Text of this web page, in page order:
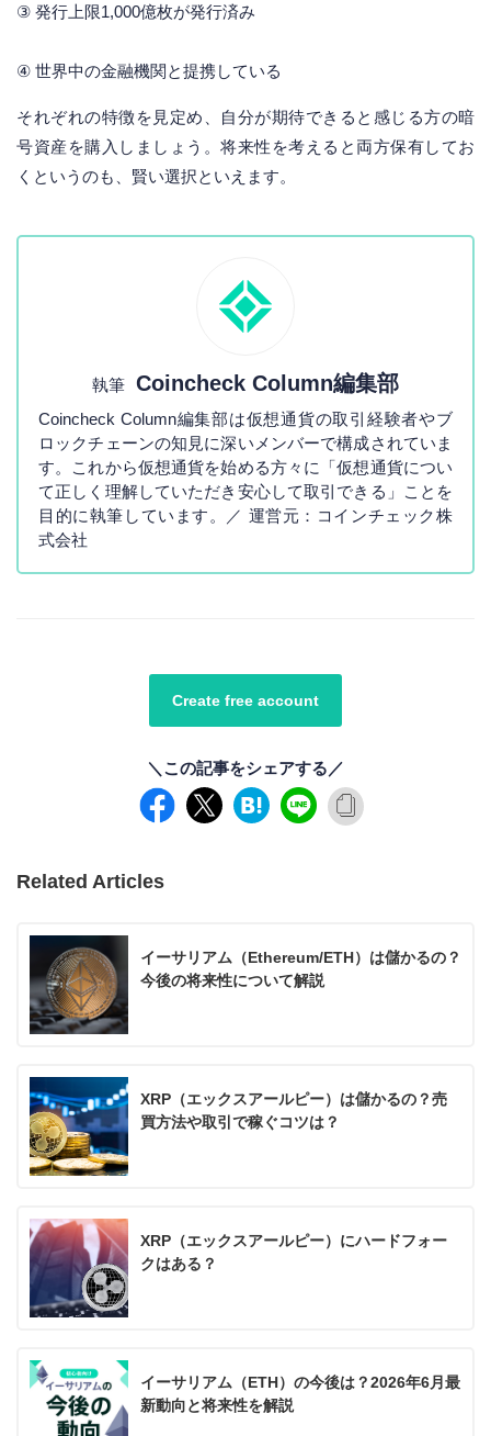
③ 発行上限1,000億枚が発行済み
④ 世界中の金融機関と提携している
それぞれの特徴を見定め、自分が期待できると感じる方の暗
号資産を購入しましょう。将来性を考えると両方保有してお
くというのも、賢い選択といえます。
執筆 Coincheck Column編集部
Coincheck Column編集部は仮想通貨の取引経験者やブ
ロックチェーンの知見に深いメンバーで構成されていま
す。これから仮想通貨を始める方々に「仮想通貨につい
て正しく理解していただき安心して取引できる」ことを
目的に執筆しています。／ 運営元：コインチェック株
式会社
Create free account
＼この記事をシェアする／
Related Articles
イーサリアム（Ethereum/ETH）は儲かるの？
今後の将来性について解説
XRP（エックスアールピー）は儲かるの？売
買方法や取引で稼ぐコツは？
XRP（エックスアールピー）にハードフォー
クはある？
イーサリアム（ETH）の今後は？2026年6月最
新動向と将来性を解説